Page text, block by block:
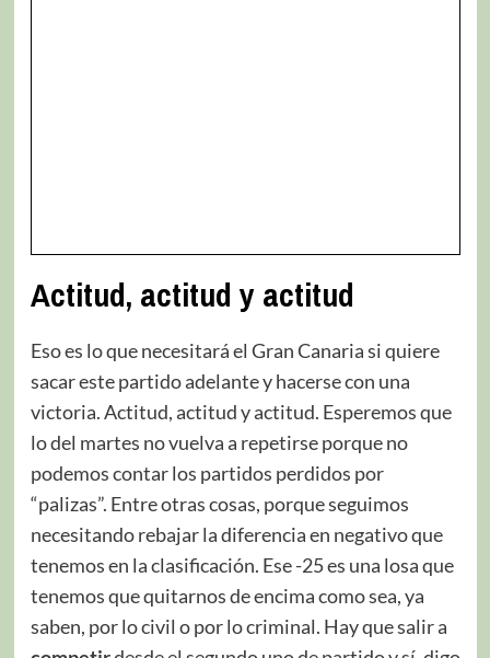
Actitud, actitud y actitud
Eso es lo que necesitará el Gran Canaria si quiere
sacar este partido adelante y hacerse con una
victoria. Actitud, actitud y actitud. Esperemos que
lo del martes no vuelva a repetirse porque no
podemos contar los partidos perdidos por
“palizas”. Entre otras cosas, porque seguimos
necesitando rebajar la diferencia en negativo que
tenemos en la clasificación. Ese -25 es una losa que
tenemos que quitarnos de encima como sea, ya
saben, por lo civil o por lo criminal. Hay que salir a